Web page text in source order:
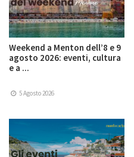
Weekend a Menton dell’8 e 9
agosto 2026: eventi, cultura
e a ...
5 Agosto 2026